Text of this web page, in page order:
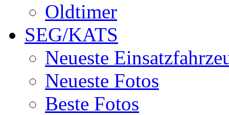
Oldtimer
SEG/KATS
Neueste
Neueste Fotos
Beste Fotos